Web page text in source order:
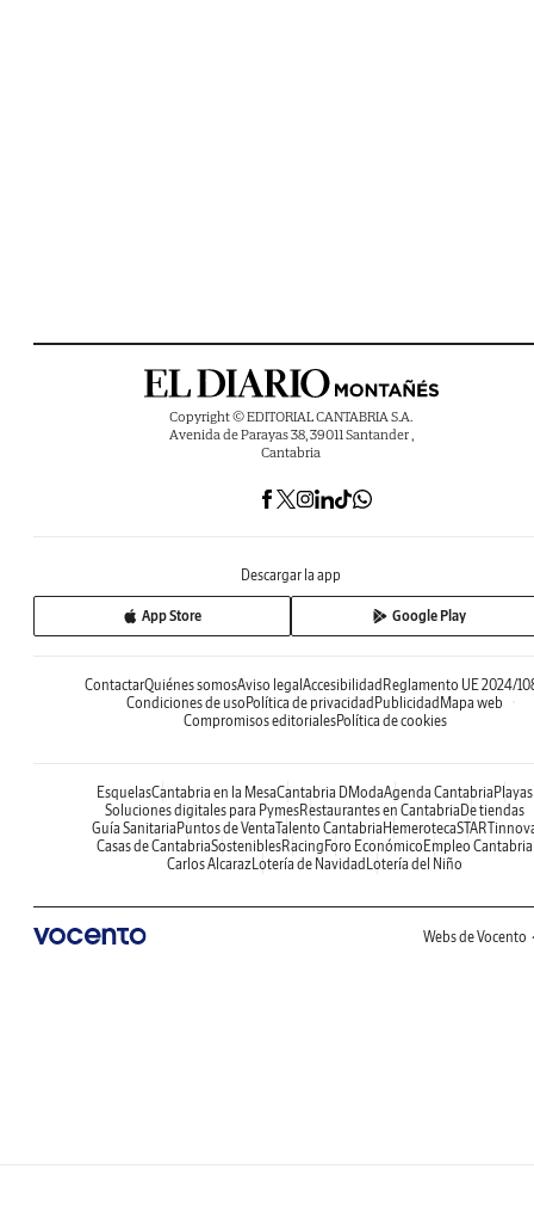
Copyright © EDITORIAL CANTABRIA S.A.
Avenida de Parayas 38, 39011 Santander ,
Cantabria
Descargar la app
App Store Google Play
ContactarQuiénes somosAviso legalAccesibilidadReglamento UE 2024/
Condiciones de usoPolítica de privacidadPublicidadMapa web
Compromisos editorialesPolítica de cookies
EsquelasCantabria en la MesaCantabria DModaAgenda CantabriaPlayas
Soluciones digitales para PymesRestaurantes en CantabriaDe tiendas
Guía SanitariaPuntos de VentaTalento CantabriaHemeroteca
Casas de CantabriaSosteniblesRacingForo EconómicoEmpleo Cantabria
Carlos AlcarazLotería de NavidadLotería del Niño
Webs de Vocento